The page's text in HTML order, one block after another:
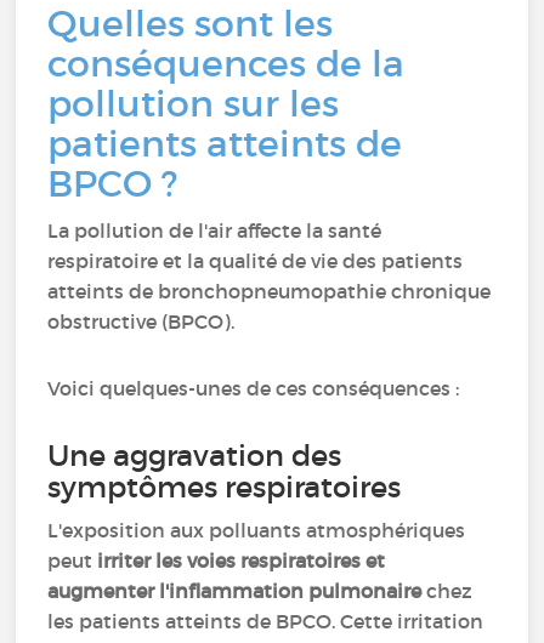
Quelles sont les
conséquences de la
pollution sur les
patients atteints de
BPCO ?
La pollution de l'air affecte la santé
respiratoire et la qualité de vie des patients
atteints de bronchopneumopathie chronique
obstructive (BPCO).
Voici quelques-unes de ces conséquences :
Une aggravation des
symptômes respiratoires
L'exposition aux polluants atmosphériques
peut irriter les voies respiratoires et
augmenter l'inflammation pulmonairechez
les patients atteints de BPCO. Cette irritation